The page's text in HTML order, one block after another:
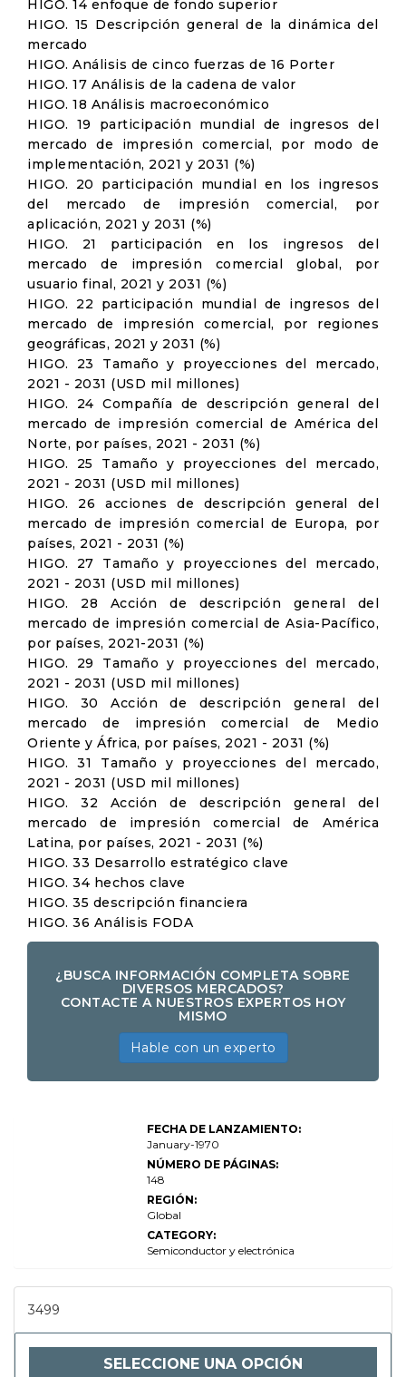
HIGO. 14 enfoque de fondo superior
HIGO. 15 Descripción general de la dinámica del
mercado
HIGO. Análisis de cinco fuerzas de 16 Porter
HIGO. 17 Análisis de la cadena de valor
HIGO. 18 Análisis macroeconómico
HIGO. 19 participación mundial de ingresos del
mercado de impresión comercial, por modo de
implementación, 2021 y 2031 (%)
HIGO. 20 participación mundial en los ingresos
del mercado de impresión comercial, por
aplicación, 2021 y 2031 (%)
HIGO. 21 participación en los ingresos del
mercado de impresión comercial global, por
usuario final, 2021 y 2031 (%)
HIGO. 22 participación mundial de ingresos del
mercado de impresión comercial, por regiones
geográficas, 2021 y 2031 (%)
HIGO. 23 Tamaño y proyecciones del mercado,
2021 - 2031 (USD mil millones)
HIGO. 24 Compañía de descripción general del
mercado de impresión comercial de América del
Norte, por países, 2021 - 2031 (%)
HIGO. 25 Tamaño y proyecciones del mercado,
2021 - 2031 (USD mil millones)
HIGO. 26 acciones de descripción general del
mercado de impresión comercial de Europa, por
países, 2021 - 2031 (%)
HIGO. 27 Tamaño y proyecciones del mercado,
2021 - 2031 (USD mil millones)
HIGO. 28 Acción de descripción general del
mercado de impresión comercial de Asia-Pacífico,
por países, 2021-2031 (%)
HIGO. 29 Tamaño y proyecciones del mercado,
2021 - 2031 (USD mil millones)
HIGO. 30 Acción de descripción general del
mercado de impresión comercial de Medio
Oriente y África, por países, 2021 - 2031 (%)
HIGO. 31 Tamaño y proyecciones del mercado,
2021 - 2031 (USD mil millones)
HIGO. 32 Acción de descripción general del
mercado de impresión comercial de América
Latina, por países, 2021 - 2031 (%)
HIGO. 33 Desarrollo estratégico clave
HIGO. 34 hechos clave
HIGO. 35 descripción financiera
HIGO. 36 Análisis FODA
¿BUSCA INFORMACIÓN COMPLETA SOBRE
DIVERSOS MERCADOS?
CONTACTE A NUESTROS EXPERTOS HOY
MISMO
Hable con un experto
impresión
impresión
impresión de
pantalla), por
FECHA DE LANZAMIENTO:
January-1970
NÚMERO DE PÁGINAS:
148
REGIÓN:
Global
CATEGORY:
Semiconductor y electrónica
3499
SELECCIONE UNA OPCIÓN